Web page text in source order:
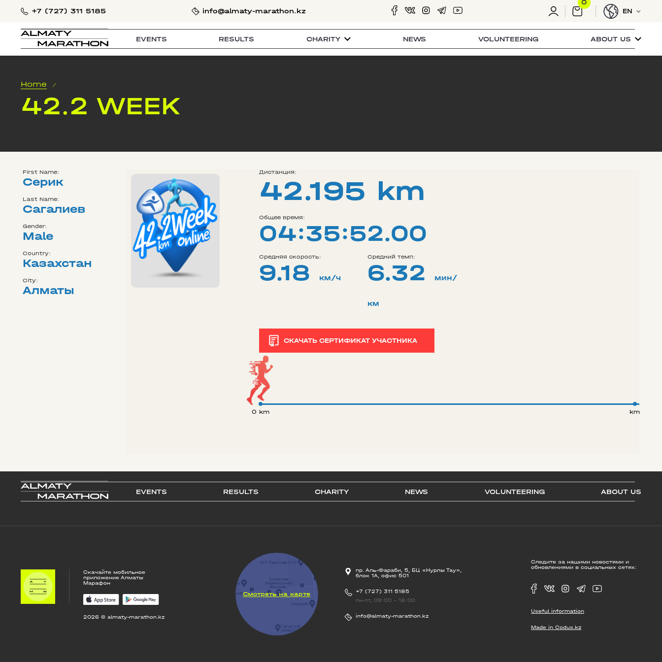
+7 (727) 311 5185 info@almaty-marathon.kz
0
EN
EVENTS RESULTS CHARITY NEWS VOLUNTEERING ABOUT US
Home /
42.2 WEEK
First Name:
Серик
Last Name:
Сагалиев
Gender:
Male
Country:
Казахстан
City:
Алматы
Дистанция:
42.195 km
Общее время:
04:35:52.00
Средняя скорость:
9.18 км/ч
Средний темп:
6.32 мин/
км
СКАЧАТЬ СЕРТИФИКАТ УЧАСТНИКА
0 km km
EVENTS RESULTS CHARITY NEWS VOLUNTEERING ABOUT US
Скачайте мобильное
приложение Алматы
Марафон
2026 © almaty-marathon.kz
Смотреть на карте
пр. Аль-Фараби, 5, БЦ «Нурлы Тау»,
блок 1А, офис 501
+7 (727) 311 5185
пн-пт, 09:00 - 18:00
info@almaty-marathon.kz
Следите за нашими новостями и
обновлениями в социальных сетях:
Useful information
Made in Codus.kz